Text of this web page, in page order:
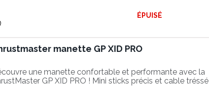
ÉPUISÉ
manette GP XID PRO
une manette confortable et performante avec la
GP XID PRO ! Mini sticks précis et cable tréssé